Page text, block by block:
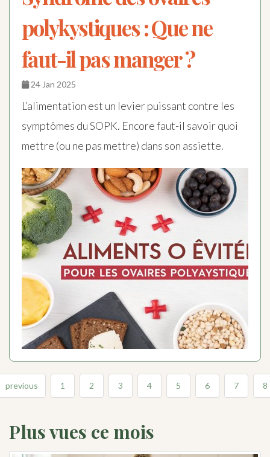
polykystiques : Que ne
faut-il pas manger ?
24 Jan 2025
L’alimentation est un levier puissant contre les
symptômes du SOPK. Encore faut-il savoir quoi
mettre (ou ne pas mettre) dans son assiette.
previous 1 2 3 4 5 6 7 8
Plus vues ce mois